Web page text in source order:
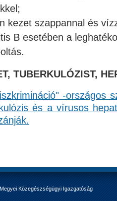
kezet szappannal és
B esetében a
TUBERKULÓZIST,
-országos
és a vírusos
Közegészségügyi Igazgatóság